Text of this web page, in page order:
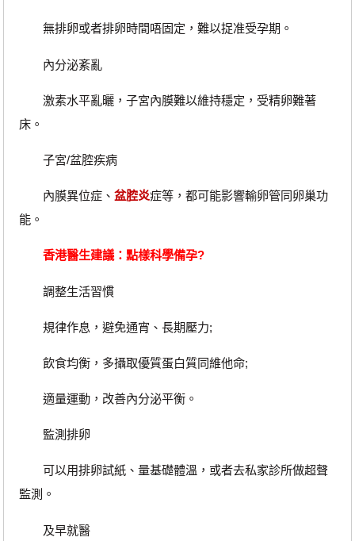
無排卵或者排卵時間唔固定，難以捉准受孕期。
內分泌紊亂
激素水平亂曬，子宮內膜難以維持穩定，受精卵難著
床。
子宮/盆腔疾病
內膜異位症、 盆腔炎症等，都可能影響輸卵管同卵巢功
能。
香港醫生建議：點樣科學備孕?
調整生活習慣
規律作息，避免通宵、長期壓力;
飲食均衡，多攝取優質蛋白質同維他命;
適量運動，改善內分泌平衡。
監測排卵
可以用排卵試紙、量基礎體溫，或者去私家診所做超聲
監測。
及早就醫